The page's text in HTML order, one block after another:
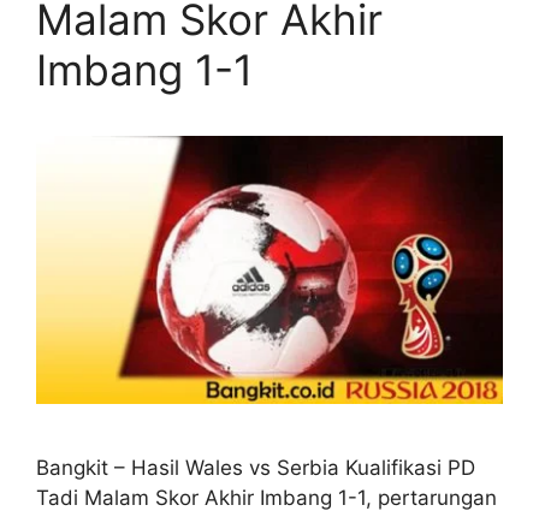
Malam Skor Akhir
Imbang 1-1
Bangkit – Hasil Wales vs Serbia Kualifikasi PD
Tadi Malam Skor Akhir Imbang 1-1, pertarungan